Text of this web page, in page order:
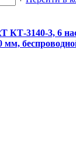
КТ-3140-3, 6
мм,